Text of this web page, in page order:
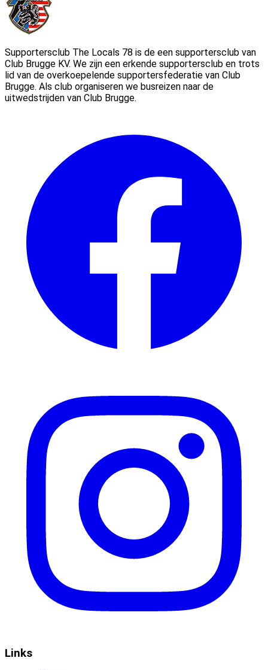
Supportersclub The Locals 78 is de een supportersclub van
Club Brugge KV. We zijn een erkende supportersclub en trots
lid van de overkoepelende supportersfederatie van Club
Brugge. Als club organiseren we busreizen naar de
uitwedstrijden van Club Brugge.
Links